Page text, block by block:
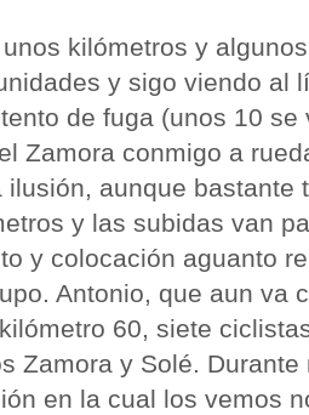
kilómetros y
y sigo viendo al
de fuga (unos 10
Zamora conmigo a
ilusión, aunque bastante
y las subidas van
y colocación aguanto
Antonio, que aun va
60, siete
Zamora y Solé.
en la cual los vemos